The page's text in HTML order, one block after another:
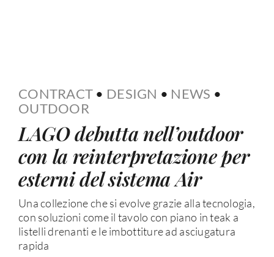
CONTRACT • DESIGN • NEWS •
OUTDOOR
LAGO debutta nell’outdoor
con la reinterpretazione per
esterni del sistema Air
Una collezione che si evolve grazie alla tecnologia,
con soluzioni come il tavolo con piano in teak a
listelli drenanti e le imbottiture ad asciugatura
rapida